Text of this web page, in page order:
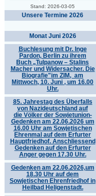
Stand: 2026-03-05
Unsere Termine 2026
Monat Juni 2026
Buchlesung mit Dr. Inge
Pardon, Berlin zu ihrem
Buch „Tulpanow – Stalins
Macher und Widersacher. Die
Biografie"im ZIM, am
Mittwoch, 10. Juni , um 16.00
Uhr.
85. Jahrestag des Überfalls
von Nazideutschland auf
die Völker der Sowjetunion-
Gedenken am 22.06.2026 um
16.00 Uhr am Sowjetischen
Ehrenmal auf dem Erfurter
Hauptfriedhof. Anschliessend
Gedenken auf den Erfurter
Anger gegen 17.30 Uhr.
Gedenken am 22.06.2026,um
18.30 Uhr auf dem
Sowjetischen Ehrenfriedhof in
Heilbad Heligenstadt.